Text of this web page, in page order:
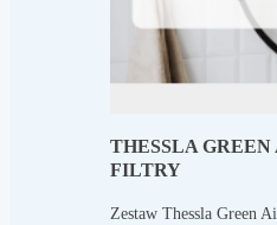
THESSLA
FILTRY
Zestaw Thessla Green